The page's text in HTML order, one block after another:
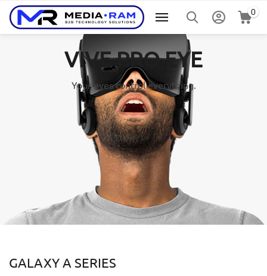
0
VIVE PRO EYE
Your eyes control everything.
GALAXY A SERIES